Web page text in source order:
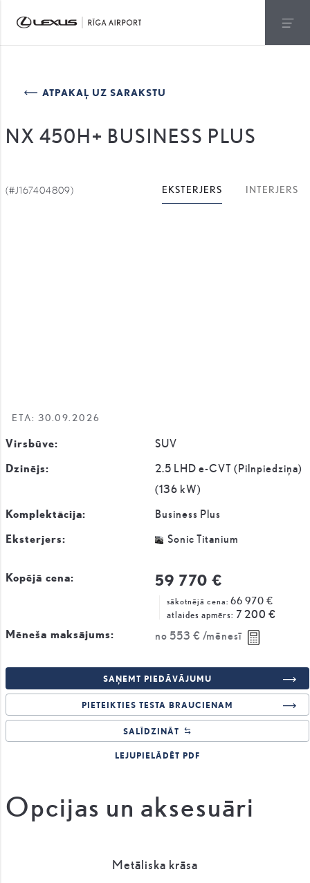
ATPAKAĻ UZ SARAKSTU
NX 450H+ BUSINESS PLUS
(#J167404809) EKSTERJERS INTERJERS
ETA: 30.09.2026
Virsbūve:
SUV
Dzinējs:
2.5 LHD e-CVT (Pilnpiedziņa)
(136 kW)
Komplektācija:
Business Plus
Eksterjers:
Sonic Titanium
Kopējā cena: 59 770 €
sākotnējā cena: 66 970 €
atlaides apmērs: 7 200 €
Mēneša maksājums:
no 553 € /mēnesī
SAŅEMT PIEDĀVĀJUMU
PIETEIKTIES TESTA BRAUCIENAM
SALĪDZINĀT
LEJUPIELĀDĒT PDF
Opcijas un aksesuāri
Metāliska krāsa